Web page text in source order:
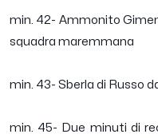
min. 42- Ammonito
squadra maremmana
min. 43- Sberla di Russo
min. 45- Due minuti di